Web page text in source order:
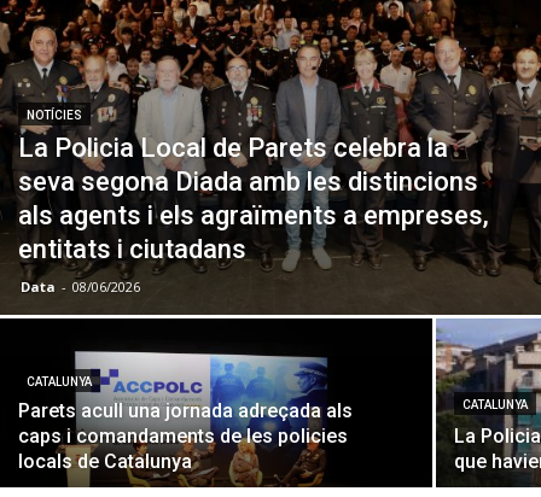
NOTÍCIES
La Policia Local de Parets celebra la
seva segona Diada amb les distincions
als agents i els agraïments a empreses,
entitats i ciutadans
Data - 08/06/2026
CATALUNYA
Parets acull una jornada adreçada als
caps i comandaments de les policies
locals de Catalunya
CATALUNYA
La
que